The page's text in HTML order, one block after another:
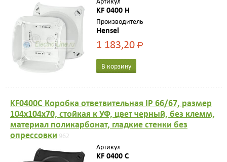
KF 0400 H
Производитель
Hensel
1 183,20Р
В корзину
KF0400C Коробка ответвительная IP 66/67, размер
104х104х70, стойкая к УФ, цвет черный, без клемм,
материал поликарбонат, гладкие стенки без
опрессовки 962
Артикул
KF 0400 C